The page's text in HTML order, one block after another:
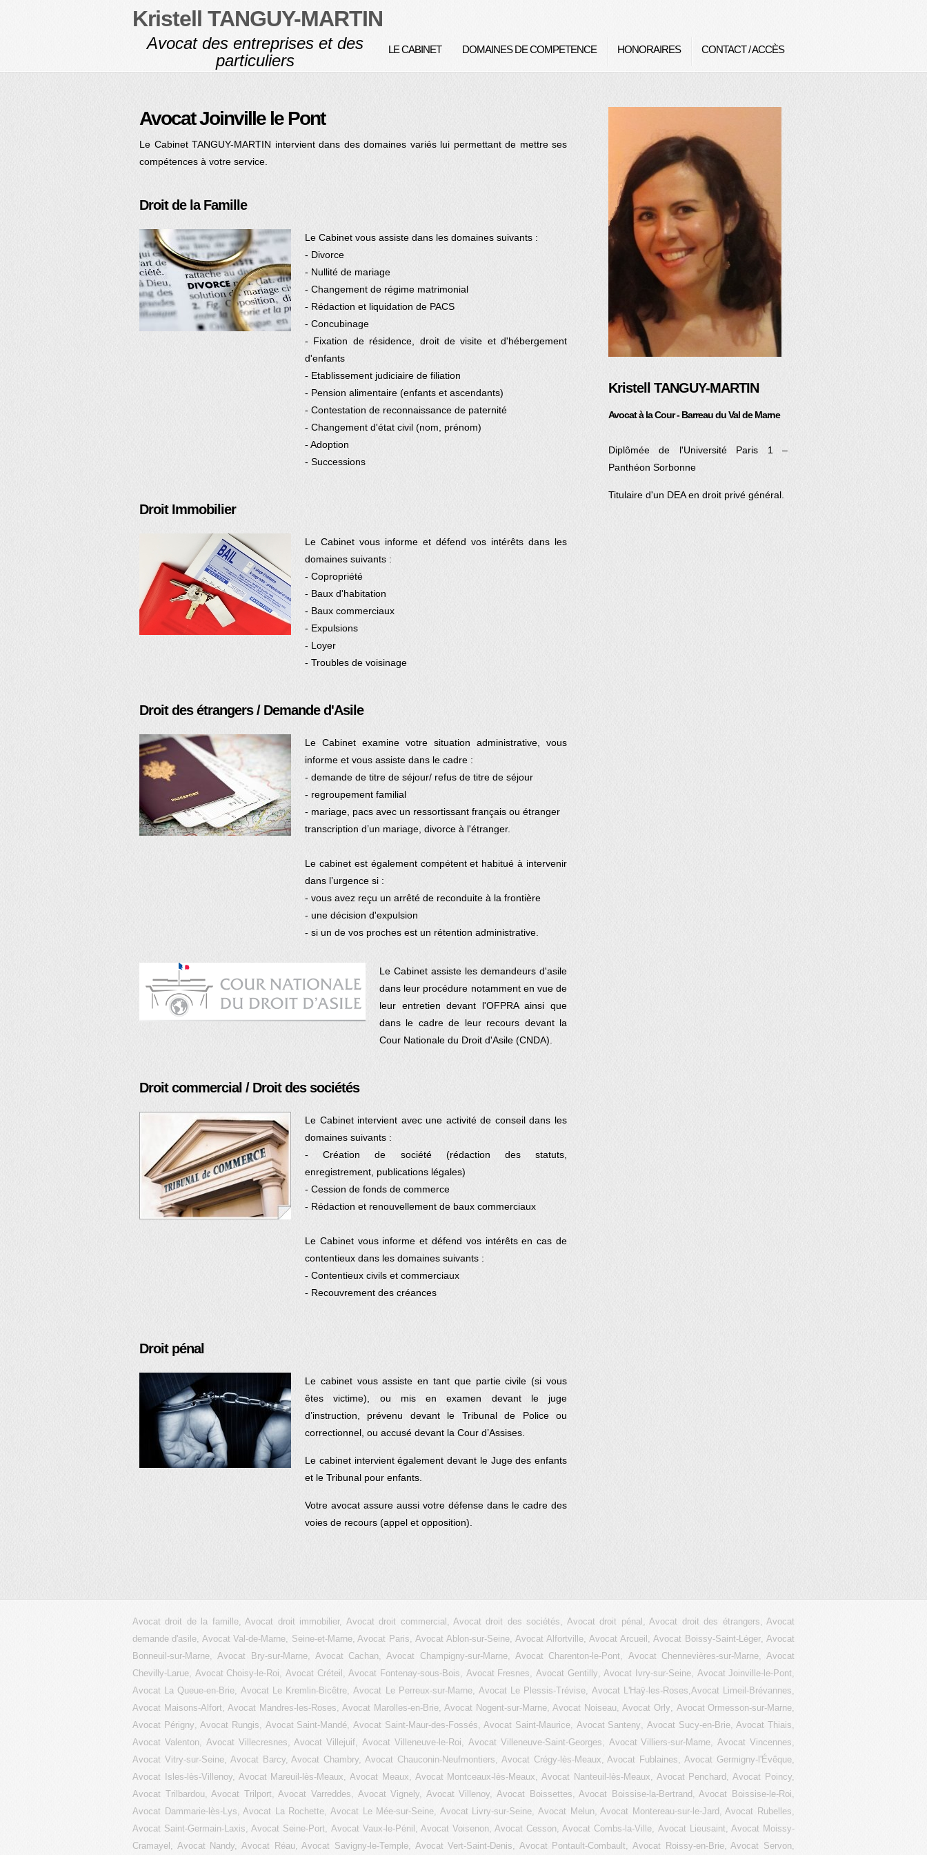
Kristell TANGUY-MARTIN
LE CABINET DOMAINES DE COMPETENCE HONORAIRES CONTACT / ACCÈS
Avocat des entreprises et des
particuliers
Avocat Joinville le Pont
Le Cabinet TANGUY-MARTIN intervient dans des domaines variés lui permettant de mettre ses
compétences à votre service.
Droit de la Famille
Le Cabinet vous assiste dans les domaines suivants :
- Divorce
- Nullité de mariage
- Changement de régime matrimonial
- Rédaction et liquidation de PACS
- Concubinage
- Fixation de résidence, droit de visite et d'hébergement
d'enfants
- Etablissement judiciaire de filiation
- Pension alimentaire (enfants et ascendants)
- Contestation de reconnaissance de paternité
- Changement d'état civil (nom, prénom)
- Adoption
- Successions
Droit Immobilier
Le Cabinet vous informe et défend vos intérêts dans les
domaines suivants :
- Copropriété
- Baux d'habitation
- Baux commerciaux
- Expulsions
- Loyer
- Troubles de voisinage
Droit des étrangers / Demande d'Asile
Le Cabinet examine votre situation administrative, vous
informe et vous assiste dans le cadre :
- demande de titre de séjour/ refus de titre de séjour
- regroupement familial
- mariage, pacs avec un ressortissant français ou étranger
transcription d’un mariage, divorce à l'étranger.
Le cabinet est également compétent et habitué à intervenir
dans l’urgence si :
- vous avez reçu un arrêté de reconduite à la frontière
- une décision d'expulsion
- si un de vos proches est un rétention administrative.
Le Cabinet assiste les demandeurs d'asile
dans leur procédure notamment en vue de
leur entretien devant l'OFPRA ainsi que
dans le cadre de leur recours devant la
Cour Nationale du Droit d'Asile (CNDA).
Droit commercial / Droit des sociétés
Le Cabinet intervient avec une activité de conseil dans les
domaines suivants :
- Création de société (rédaction des statuts,
enregistrement, publications légales)
- Cession de fonds de commerce
- Rédaction et renouvellement de baux commerciaux
Le Cabinet vous informe et défend vos intérêts en cas de
contentieux dans les domaines suivants :
- Contentieux civils et commerciaux
- Recouvrement des créances
Droit pénal
Le cabinet vous assiste en tant que partie civile (si vous
êtes victime), ou mis en examen devant le juge
d’instruction, prévenu devant le Tribunal de Police ou
correctionnel, ou accusé devant la Cour d’Assises.
Le cabinet intervient également devant le Juge des enfants
et le Tribunal pour enfants.
Votre avocat assure aussi votre défense dans le cadre des
voies de recours (appel et opposition).
Kristell TANGUY-MARTIN
Avocat à la Cour - Barreau du Val de Marne
Diplômée de l'Université Paris 1 –
Panthéon Sorbonne
Titulaire d'un DEA en droit privé général.
Avocat droit de la famille, Avocat droit immobilier, Avocat droit commercial, Avocat droit des sociétés, Avocat droit pénal, Avocat droit des étrangers, Avocat
demande d'asile, Avocat Val-de-Marne, Seine-et-Marne, Avocat Paris,Avocat Ablon-sur-Seine,Avocat Alfortville,Avocat Arcueil ,Avocat Boissy-Saint-Léger,Avocat
Bonneuil-sur-Marne,Avocat Bry-sur-Marne, Avocat Cachan,Avocat Champigny-sur-Marne, Avocat Charenton-le-Pont, Avocat Chennevières-sur-Marne,Avocat
Chevilly-Larue, Avocat Choisy-le-Roi, Avocat Créteil ,Avocat Fontenay-sous-Bois, Avocat Fresnes, Avocat Gentilly,Avocat Ivry-sur-Seine, Avocat Joinville-le-Pont,
Avocat La Queue-en-Brie,Avocat Le Kremlin-Bicêtre,Avocat Le Perreux-sur-Marne, Avocat Le Plessis-Trévise, Avocat L'Haÿ-les-Roses,Avocat Limeil-Brévannes,
Avocat Maisons-Alfort,Avocat Mandres-les-Roses,Avocat Marolles-en-Brie,Avocat Nogent-sur-Marne,Avocat Noiseau,Avocat Orly, Avocat Ormesson-sur-Marne,
Avocat Périgny,Avocat Rungis, Avocat Saint-Mandé,Avocat Saint-Maur-des-Fossés,Avocat Saint-Maurice, Avocat Santeny,Avocat Sucy-en-Brie,Avocat Thiais,
Avocat Valenton, Avocat Villecresnes,Avocat Villejuif,Avocat Villeneuve-le-Roi, Avocat Villeneuve-Saint-Georges, Avocat Villiers-sur-Marne,Avocat Vincennes,
Avocat Vitry-sur-Seine, Avocat Barcy, Avocat Chambry, Avocat Chauconin-Neufmontiers, Avocat Crégy-lès-Meaux, Avocat Fublaines, Avocat Germigny-l'Évêque,
Avocat Isles-lès-Villenoy, Avocat Mareuil-lès-Meaux, Avocat Meaux, Avocat Montceaux-lès-Meaux, Avocat Nanteuil-lès-Meaux, Avocat Penchard, Avocat Poincy,
Avocat Trilbardou, Avocat Trilport, Avocat Varreddes, Avocat Vignely, Avocat Villenoy, Avocat Boissettes, Avocat Boissise-la-Bertrand, Avocat Boissise-le-Roi,
Avocat Dammarie-lès-Lys, Avocat La Rochette, Avocat Le Mée-sur-Seine, Avocat Livry-sur-Seine, Avocat Melun, Avocat Montereau-sur-le-Jard, Avocat Rubelles,
Avocat Saint-Germain-Laxis, Avocat Seine-Port, Avocat Vaux-le-Pénil, Avocat Voisenon, Avocat Cesson, Avocat Combs-la-Ville, Avocat Lieusaint, Avocat Moissy-
Cramayel, Avocat Nandy, Avocat Réau, Avocat Savigny-le-Temple, Avocat Vert-Saint-Denis, Avocat Pontault-Combault, Avocat Roissy-en-Brie, Avocat Servon,